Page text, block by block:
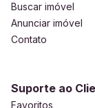
Buscar imóvel
Anunciar imóvel
Contato
Suporte ao
Favoritos